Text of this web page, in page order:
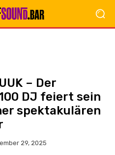
– Der
DJ feiert sein
spektakulären
29, 2025